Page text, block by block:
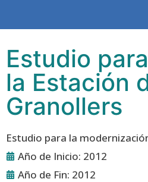
Estudio
la Estación
Granollers
Estudio para la
Año de Inicio: 2012
Año de Fin: 2012